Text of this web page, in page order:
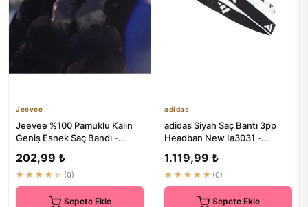
Jeevee
Jeevee %100 Pamuklu Kalın
Geniş Esnek Saç Bandı -
9cm
202,99 ₺
★★★★★ (0)
Sepete Ekle
adidas
adidas Siyah Saç Bantı 3pp
Headban New Ia3031 -
1.119,99 ₺
★★★★★ (0)
Sepete Ekle